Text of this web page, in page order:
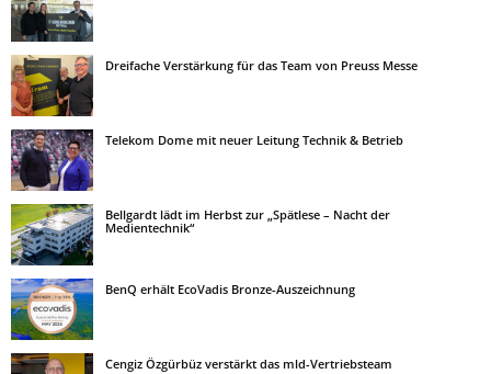
Dreifache Verstärkung für das Team von Preuss Messe
Telekom Dome mit neuer Leitung Technik & Betrieb
Bellgardt lädt im Herbst zur „Spätlese – Nacht der
Medientechnik“
BenQ erhält EcoVadis Bronze-Auszeichnung
Cengiz Özgürbüz verstärkt das mld-Vertriebsteam